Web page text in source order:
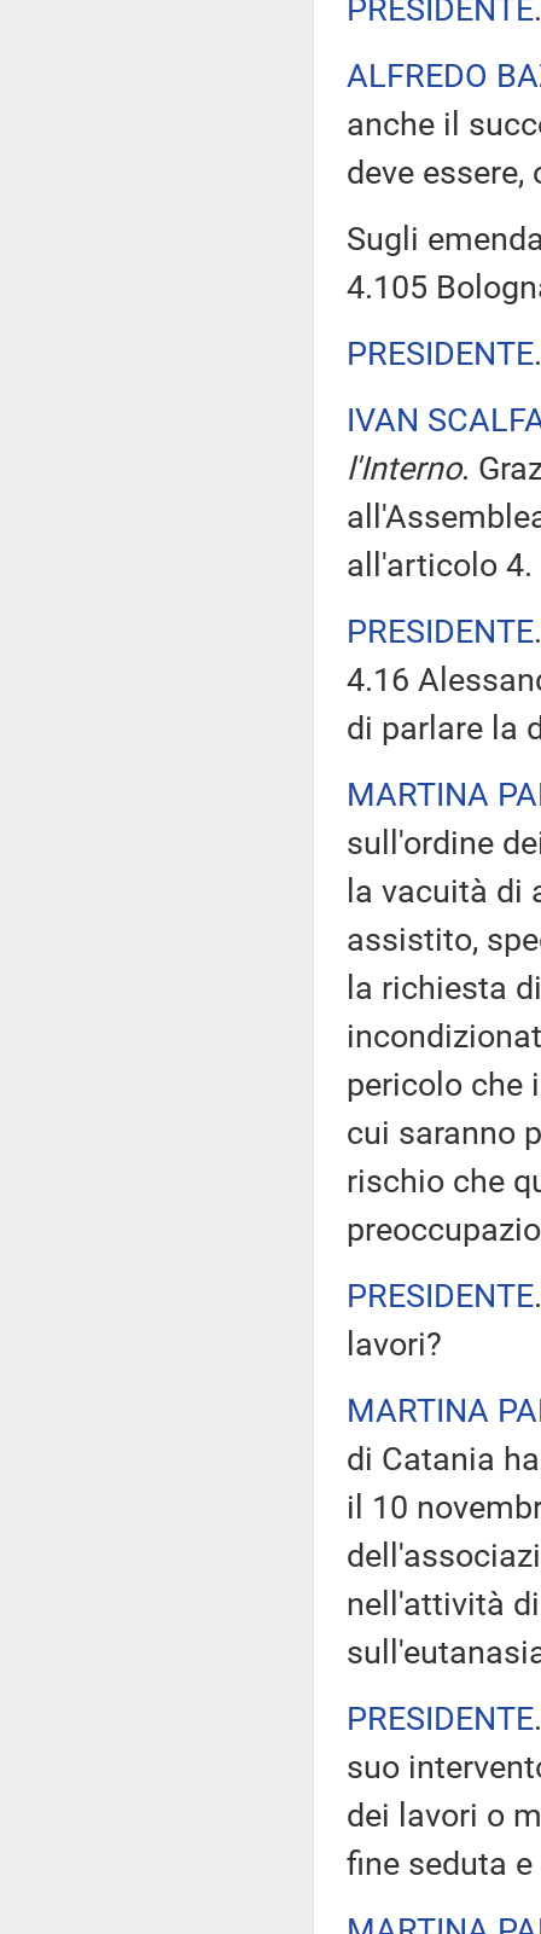
PRESIDENTE
ALFREDO
anche il
deve
Sugli
4.105
PRESIDENTE
IVAN
l'Interno.
all'articolo 4.
PRESIDENTE
4.16
di parlare la
MARTINA
sull'ordine
la vacuità di
assistito,
la richiesta
pericolo che
cui saranno
rischio che
PRESIDENTE
lavori?
MARTINA
di Catania
il 10
nell'attività
PRESIDENTE
suo
dei lavori o
fine seduta